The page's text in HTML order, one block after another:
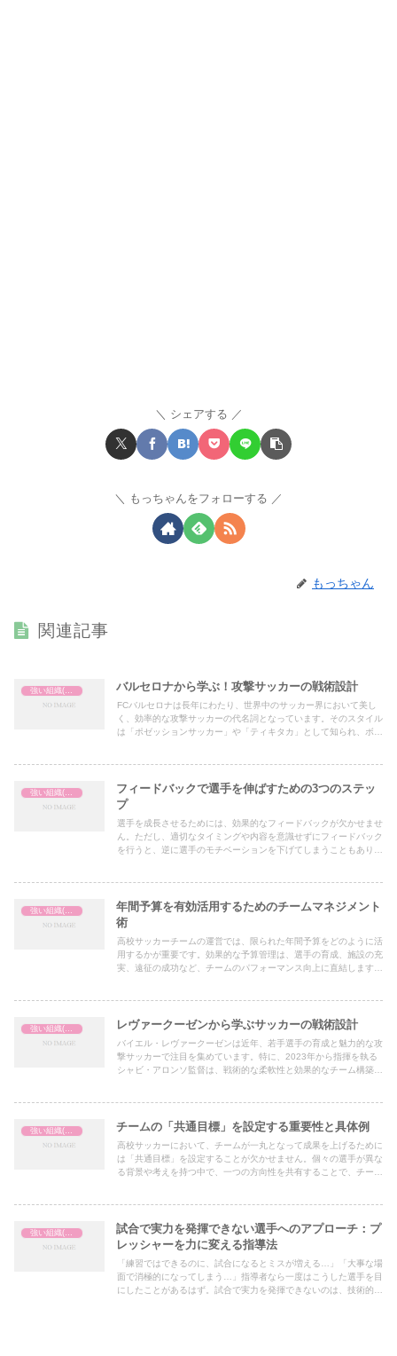
シェアする
もっちゃんをフォローする
もっちゃん
関連記事
強い組織(チーム)の作り方 バルセロナから学ぶ！攻撃サッカーの戦術設計
FCバルセロナは長年にわたり、世界中のサッカー界において美し
く、効率的な攻撃サッカーの代名詞となっています。そのスタイル
は「ポゼッションサッカー」や「ティキタカ」として知られ、ボー
強い組織(チーム)の作り方
フィードバックで選手を伸ばすための3つのステッ
プ
選手を成長させるためには、効果的なフィードバックが欠かせませ
ん。ただし、適切なタイミングや内容を意識せずにフィードバック
を行うと、逆に選手のモチベーションを下げてしまうこともありま
強い組織(チーム)の作り方
年間予算を有効活用するためのチームマネジメント
術
高校サッカーチームの運営では、限られた年間予算をどのように活
用するかが重要です。効果的な予算管理は、選手の育成、施設の充
実、遠征の成功など、チームのパフォーマンス向上に直結します。
強い組織(チーム)の作り方 レヴァークーゼンから学ぶサッカーの戦術設計
バイエル・レヴァークーゼンは近年、若手選手の育成と魅力的な攻
撃サッカーで注目を集めています。特に、2023年から指揮を執る
シャビ・アロンソ監督は、戦術的な柔軟性と効果的なチーム構築で
チームの「共通目標」を設定する重要性と具体例
高校サッカーにおいて、チームが一丸となって成果を上げるために
は「共通目標」を設定することが欠かせません。個々の選手が異な
る背景や考えを持つ中で、一つの方向性を共有することで、チーム
試合で実力を発揮できない選手へのアプローチ：プ
レッシャーを力に変える指導法
「練習ではできるのに、試合になるとミスが増える…」「大事な場
面で消極的になってしまう…」指導者なら一度はこうした選手を目
にしたことがあるはず。試合で実力を発揮できないのは、技術的な